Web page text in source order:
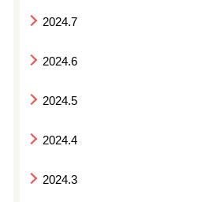
2024.7
2024.6
2024.5
2024.4
2024.3